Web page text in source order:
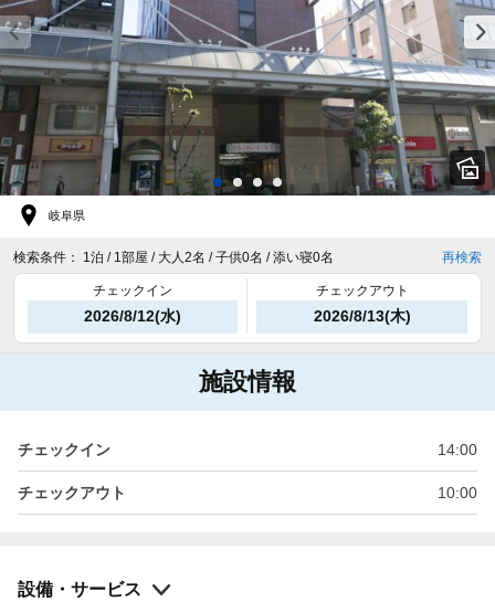
岐阜県
検索条件： 1泊 / 1部屋 / 大人2名 / 子供0名 / 添い寝0名 再検索
チェックイン
2026/8/12(水)
チェックアウト
2026/8/13(木)
施設情報
チェックイン 14:00
チェックアウト 10:00
設備・サービス